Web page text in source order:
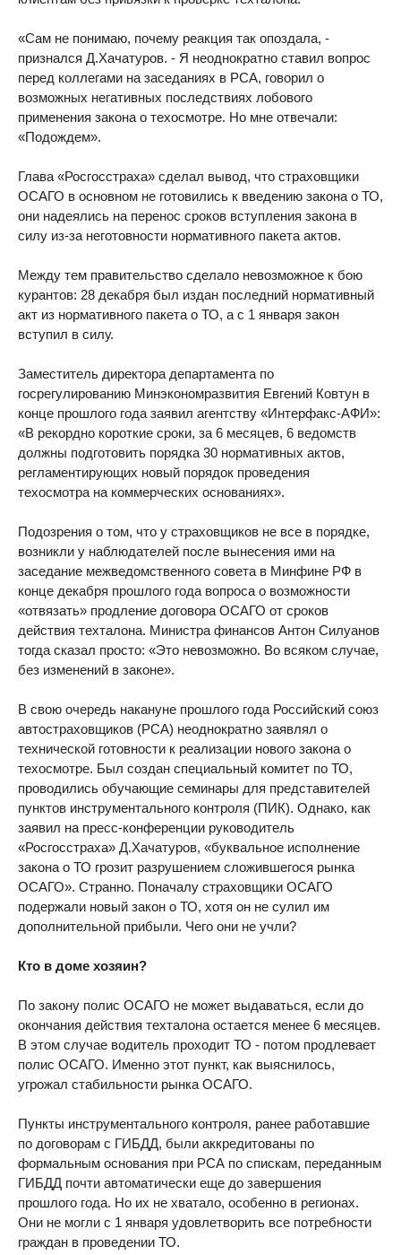
«Сам не понимаю, почему реакция так опоздала, -
признался Д.Хачатуров. - Я неоднократно ставил вопрос
перед коллегами на заседаниях в РСА, говорил о
возможных негативных последствиях лобового
применения закона о техосмотре. Но мне отвечали:
«Подождем».
Глава «Росгосстраха» сделал вывод, что страховщики
ОСАГО в основном не готовились к введению закона о ТО,
они надеялись на перенос сроков вступления закона в
силу из-за неготовности нормативного пакета актов.
Между тем правительство сделало невозможное к бою
курантов: 28 декабря был издан последний нормативный
акт из нормативного пакета о ТО, а с 1 января закон
вступил в силу.
Заместитель директора департамента по
госрегулированию Минэкономразвития Евгений Ковтун в
конце прошлого года заявил агентству «Интерфакс-АФИ»:
«В рекордно короткие сроки, за 6 месяцев, 6 ведомств
должны подготовить порядка 30 нормативных актов,
регламентирующих новый порядок проведения
техосмотра на коммерческих основаниях».
Подозрения о том, что у страховщиков не все в порядке,
возникли у наблюдателей после вынесения ими на
заседание межведомственного совета в Минфине РФ в
конце декабря прошлого года вопроса о возможности
«отвязать» продление договора ОСАГО от сроков
действия техталона. Министра финансов Антон Силуанов
тогда сказал просто: «Это невозможно. Во всяком случае,
без изменений в законе».
В свою очередь накануне прошлого года Российский союз
автостраховщиков (РСА) неоднократно заявлял о
технической готовности к реализации нового закона о
техосмотре. Был создан специальный комитет по ТО,
проводились обучающие семинары для представителей
пунктов инструментального контроля (ПИК). Однако, как
заявил на пресс-конференции руководитель
«Росгосстраха» Д.Хачатуров, «буквальное исполнение
закона о ТО грозит разрушением сложившегося рынка
ОСАГО». Странно. Поначалу страховщики ОСАГО
подержали новый закон о ТО, хотя он не сулил им
дополнительной прибыли. Чего они не учли?
Кто в доме хозяин?
По закону полис ОСАГО не может выдаваться, если до
окончания действия техталона остается менее 6 месяцев.
В этом случае водитель проходит ТО - потом продлевает
полис ОСАГО. Именно этот пункт, как выяснилось,
угрожал стабильности рынка ОСАГО.
Пункты инструментального контроля, ранее работавшие
по договорам с ГИБДД, были аккредитованы по
формальным основания при РСА по спискам, переданным
ГИБДД почти автоматически еще до завершения
прошлого года. Но их не хватало, особенно в регионах.
Они не могли с 1 января удовлетворить все потребности
граждан в проведении ТО.